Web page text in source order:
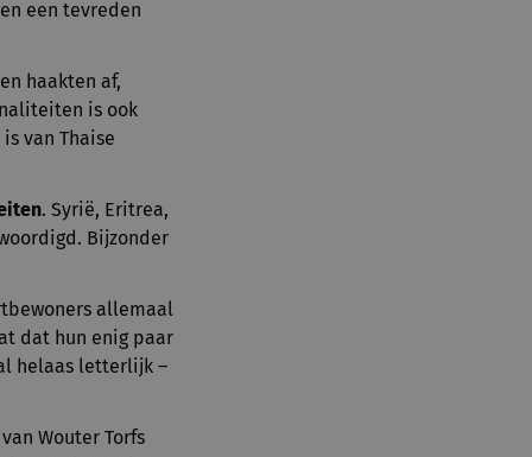
een tevreden
haakten af,
is ook
van Thaise
. Syrië, Eritrea,
Bijzonder
allemaal
dat hun enig paar
helaas letterlijk –
Wouter Torfs